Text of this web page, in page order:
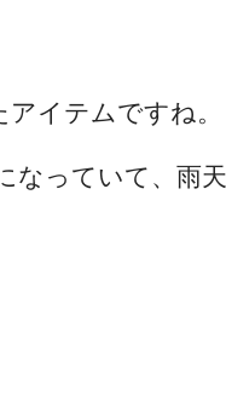
イテムですね。
なっていて、雨